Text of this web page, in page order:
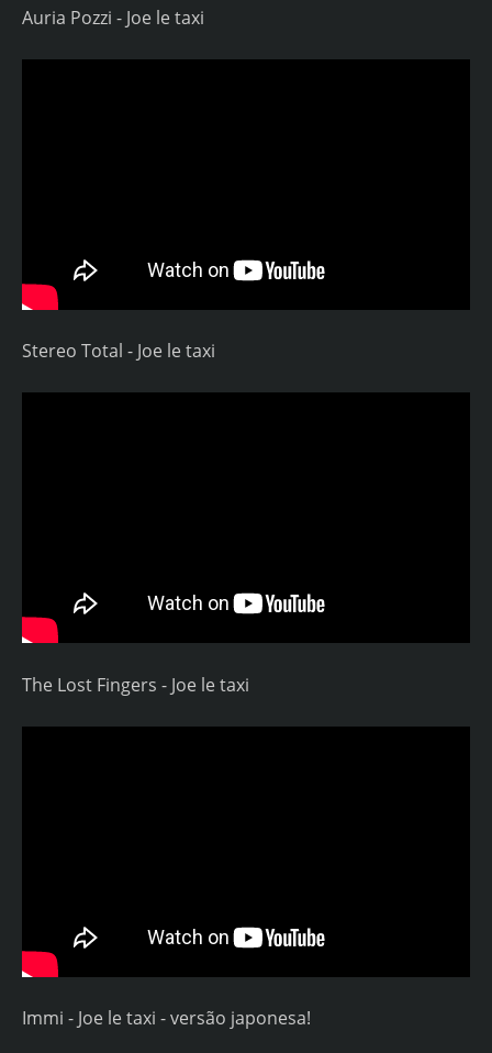
Auria Pozzi - Joe le taxi
Stereo Total - Joe le taxi
The Lost Fingers - Joe le taxi
Immi - Joe le taxi - versão japonesa!